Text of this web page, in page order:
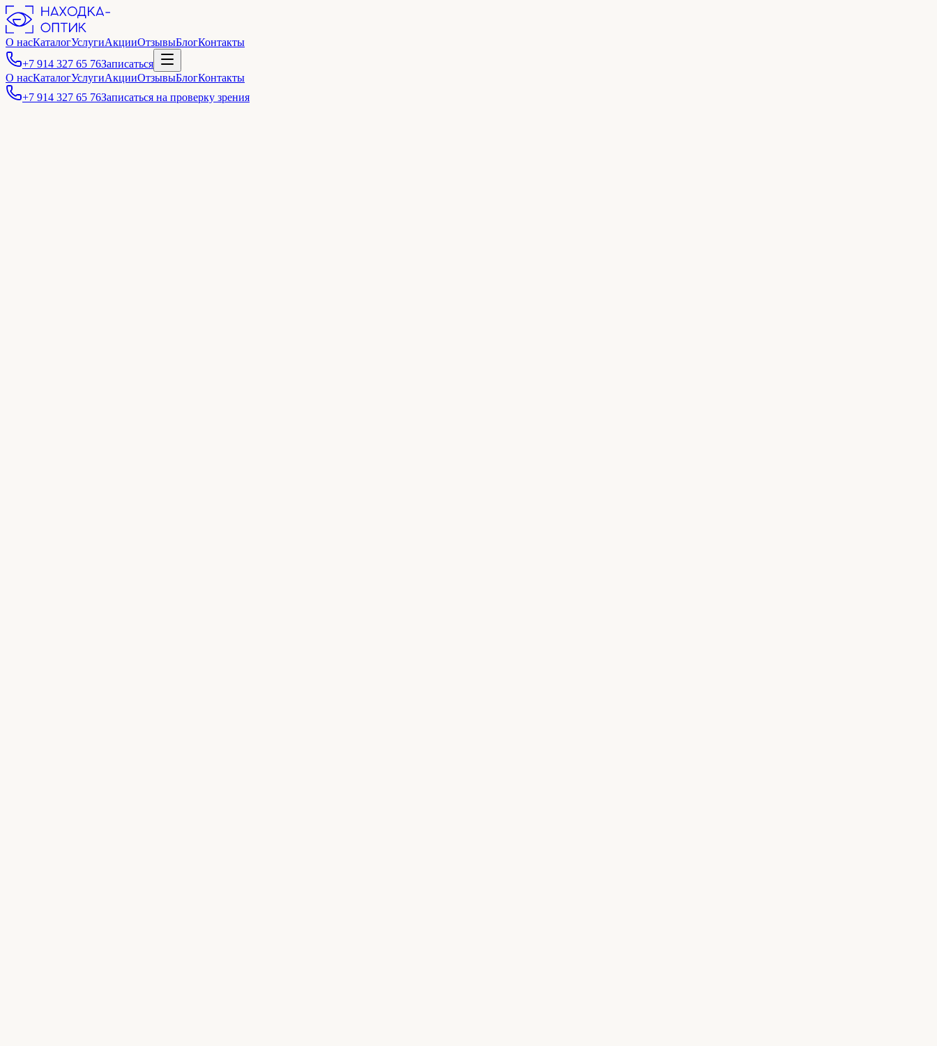
О насКаталогУслугиАкцииОтзывыБлогКонтакты
+7 914 327 65 76Записаться
О насКаталогУслугиАкцииОтзывыБлогКонтакты
+7 914 327 65 76Записаться на проверку зрения